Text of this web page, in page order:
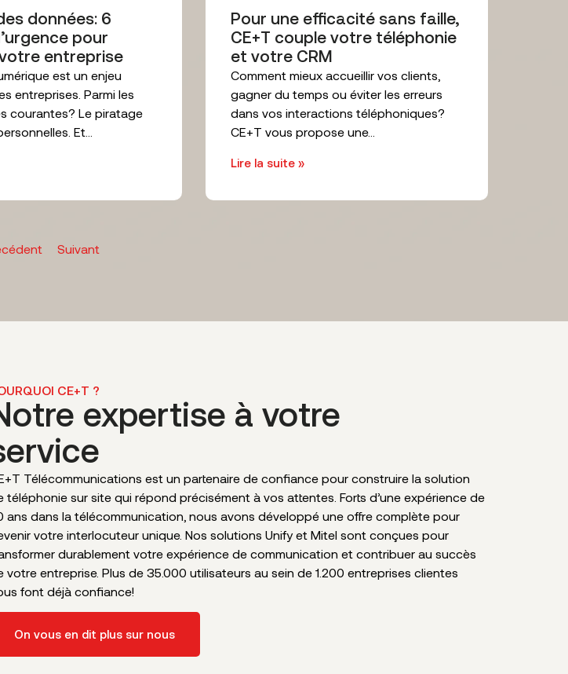
données: 6
pour
entreprise
est un enjeu
entreprises. Parmi les
courantes? Le piratage
Et...
Pour une efficacité sans faille,
CE+T couple votre téléphonie
et votre CRM
Comment mieux accueillir vos clients,
gagner du temps ou éviter les erreurs
dans vos interactions téléphoniques?
CE+T vous propose une...
Lire la suite »
Suivant
CE+T ?
expertise à votre
Télécommunications est un partenaire de confiance pour construire la solution
téléphonie sur site qui répond précisément à vos attentes. Forts d’une expérience de
ans dans la télécommunication, nous avons développé une offre complète pour
votre interlocuteur unique. Nos solutions Unify et Mitel sont conçues pour
durablement votre expérience de communication et contribuer au succès
votre entreprise. Plus de 35.000 utilisateurs au sein de 1.200 entreprises clientes
font déjà confiance!
On vous en dit plus sur nous